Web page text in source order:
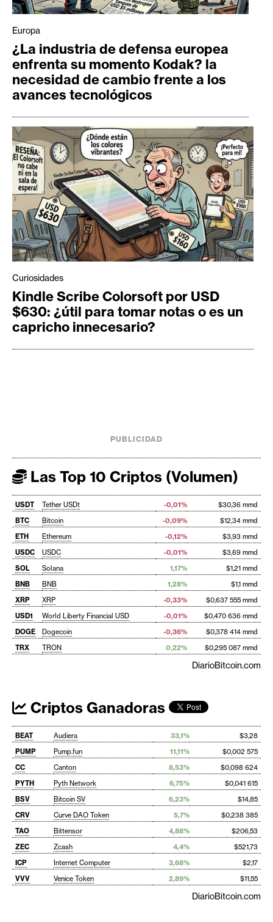
Europa
¿La industria de defensa europea
enfrenta su momento Kodak? la
necesidad de cambio frente a los
avances tecnológicos
Curiosidades
Kindle Scribe Colorsoft por USD
$630: ¿útil para tomar notas o es un
capricho innecesario?
PUBLICIDAD
Las Top 10 Criptos (Volumen)
USDT Tether USDt -0,01%
$30,36 mmd
BTC
Bitcoin -0,09%
$12,34 mmd
ETH
Ethereum -0,12%
$3,93 mmd
USDC
USDC -0,01%
$3,69 mmd
SOL
Solana 1,17%
$1,21 mmd
BNB
BNB 1,28%
$1,1 mmd
XRP
XRP -0,33%
$0,637 555 mmd
USD1
World Liberty Financial USD -0,01%
$0,470 636 mmd
DOGE
Dogecoin -0,36%
$0,378 414 mmd
TRX
TRON 0,22% $0,295 087 mmd
DiarioBitcoin.com
Criptos Ganadoras
BEAT Audiera 33,1%
$3,28
PUMP
Pump.fun 11,11%
$0,002 575
CC
Canton 8,53%
$0,098 624
PYTH
Pyth Network 6,75%
$0,041 615
BSV
Bitcoin SV 6,23%
$14,85
CRV
Curve DAO Token 5,7%
$0,238 385
TAO
Bittensor 4,88%
$206,53
ZEC
Zcash 4,4%
$521,73
ICP
Internet Computer 3,68%
$2,17
VVV
Venice Token 2,89% $11,55
DiarioBitcoin.com